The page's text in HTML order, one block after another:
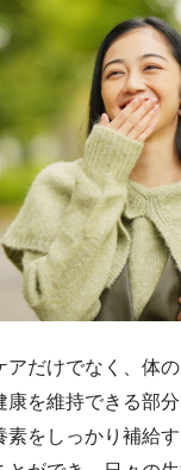
アだけでなく、体
康を維持できる部
素をしっかり補給